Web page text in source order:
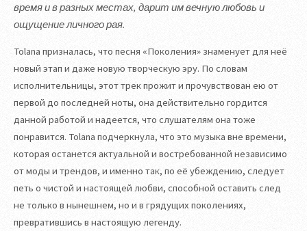
время и в разных местах, дарит им вечную любовь и
ощущение личного рая.
Tolana призналась, что песня «Поколения» знаменует для неё
новый этап и даже новую творческую эру. По словам
исполнительницы, этот трек прожит и прочувствован ею от
первой до последней ноты, она действительно гордится
данной работой и надеется, что слушателям она тоже
понравится. Tolana подчеркнула, что это музыка вне времени,
которая останется актуальной и востребованной независимо
от моды и трендов, и именно так, по её убеждению, следует
петь о чистой и настоящей любви, способной оставить след
не только в нынешнем, но и в грядущих поколениях,
превратившись в настоящую легенду.